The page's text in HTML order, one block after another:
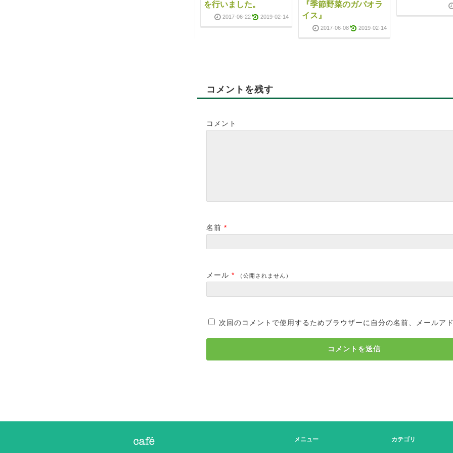
を行いました。
2017-06-22 2019-02-14
『季節野菜のガパオラ
イス』
2017-06-08 2019-02-14
コメントを残す
コメント
名前 *
メール * （公開されません）
次回のコメントで使用するためブラウザーに自分の名前、メールア
メニュー カテゴリ